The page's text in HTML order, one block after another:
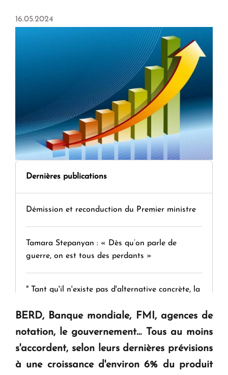
16.05.2024
Dernières publications
Démission et reconduction du Premier ministre
Tamara Stepanyan : « Dès qu’on parle de
guerre, on est tous des perdants »
" Tant qu'il n'existe pas d'alternative concrète, la
KASA : 30 ans d'audace, de résilience et d'avenir
en Arménie
BERD, Banque mondiale, FMI, agences de
notation, le gouvernement… Tous au moins
s'accordent, selon leurs dernières prévisions
à une croissance d'environ 6% du produit